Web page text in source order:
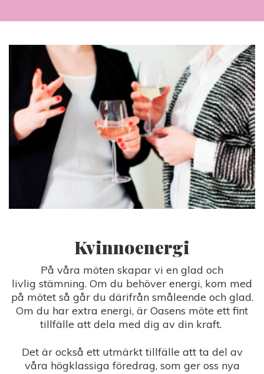
Kvinnoenergi
På våra möten skapar vi en glad och
livlig stämning. Om du behöver energi, kom med
på mötet så går du därifrån småleende och glad.
Om du har extra energi, är Oasens möte ett fint
tillfälle att dela med dig av din kraft.
Det är också ett utmärkt tillfälle att ta del av
våra högklassiga föredrag, som ger oss nya